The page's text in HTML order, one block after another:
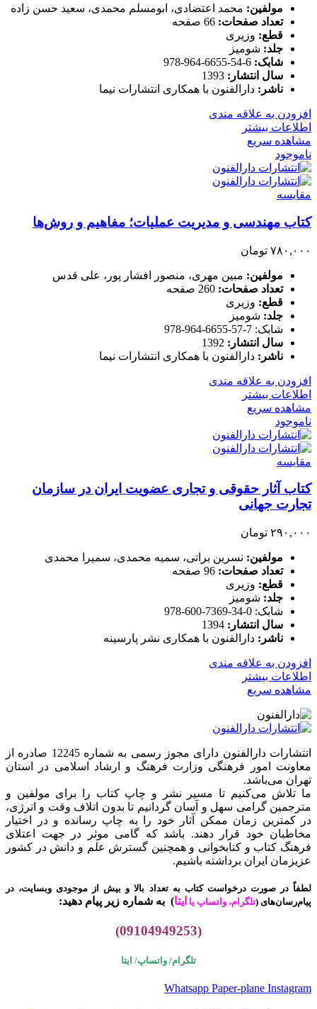
مولفین: محمد اعتضادی، ابومسلم محمدی، سعید حسن زاده
تعداد صفحات:
قطع: وزیری
جلد: شومیز
شابک:
سال انتشار:
ناشر: دارالفنون با همکاری انتشارات نیما
افزودن به علاقه مندی
اطلاعات بیشتر
مشاهده سریع
ناموجود
مقایسه
کتاب مهندسی و مدیریت عملیات؛ مفاهیم و روش‌ها
۷۸۰,۰۰۰ تومان
مولفین: مبین مهری، منصور افشار پور، علی قدس
تعداد صفحات:
قطع: وزیری
جلد: شومیز
شابک: 7-57-6655-964-978
سال انتشار:
ناشر: دارالفنون با همکاری انتشارات نیما
افزودن به علاقه مندی
اطلاعات بیشتر
مشاهده سریع
ناموجود
مقایسه
کتاب آثار حقوقی و تجاری عضویت ایران در سازمان
تجارت جهانی
۲۹۰,۰۰۰ تومان
مولفین: نسرین براتی، سمیه محمدی، سمیرا محمدی
تعداد صفحات:
قطع: وزیری
جلد: شومیز
شابک: 0-34-7369-600-978
سال انتشار:
ناشر: دارالفنون با همکاری نشر پارسینه
افزودن به علاقه مندی
اطلاعات بیشتر
مشاهده سریع
انتشارات دارالفنون دارای مجوز رسمی به شماره 12245 صادره از
معاونت امور فرهنگی وزارت فرهنگ و ارشاد اسلامی در استان
تهران می‌باشد.
ما تلاش می‌کنیم تا مسیر نشر و چاپ کتاب را برای مولفین و
مترجمین گرامی سهل و آسان گردانیم تا بدون اتلاف وقت و انرژی،
در کمترین زمان ممکن آثار خود را به چاپ رسانده و در اختیار
مخاطبان خود قرار دهند. باشد که گامی موثر در جهت اعتلای
فرهنگ کتاب و کتابخوانی و همچنین گسترش علم و دانش در کشور
عزیزمان ایران برداشته باشیم.
لطفاً در صورت درخواست کتاب به تعداد بالا و بیش از موجودی وبسایت، در
پیام‌رسان‌های (تلگرام، واتساپ یا ایتا) به شماره زیر پیام دهید:
(09104949253)
تلگرام/ واتساپ/ ایتا
Whatsapp Paper-plane Instagram